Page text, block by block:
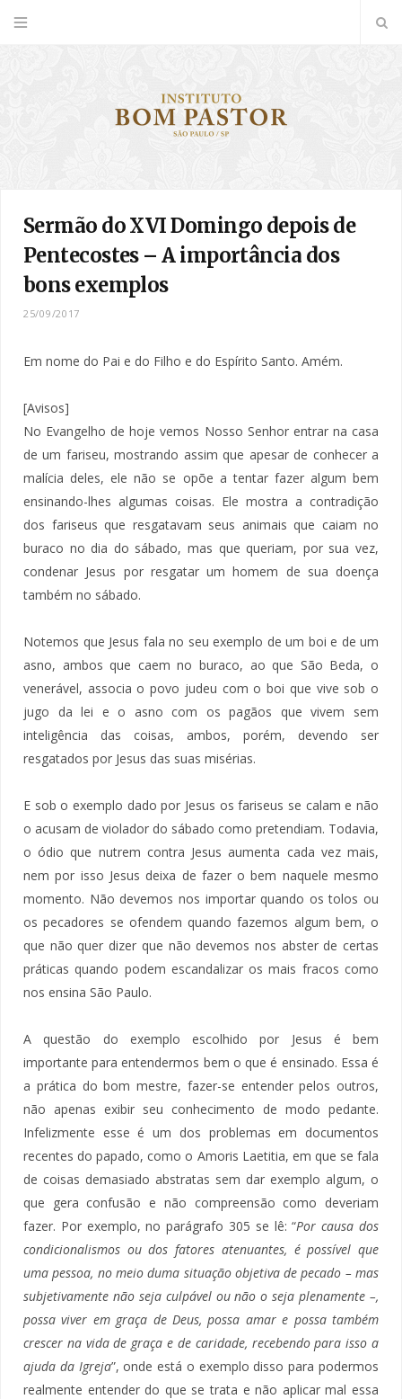
Sermão do XVI Domingo depois de
Pentecostes – A importância dos
bons exemplos
25/09/2017
Em nome do Pai e do Filho e do Espírito Santo. Amém.
[Avisos]
No Evangelho de hoje vemos Nosso Senhor entrar na casa
de um fariseu, mostrando assim que apesar de conhecer a
malícia deles, ele não se opõe a tentar fazer algum bem
ensinando-lhes algumas coisas. Ele mostra a contradição
dos fariseus que resgatavam seus animais que caiam no
buraco no dia do sábado, mas que queriam, por sua vez,
condenar Jesus por resgatar um homem de sua doença
também no sábado.
Notemos que Jesus fala no seu exemplo de um boi e de um
asno, ambos que caem no buraco, ao que São Beda, o
venerável, associa o povo judeu com o boi que vive sob o
jugo da lei e o asno com os pagãos que vivem sem
inteligência das coisas, ambos, porém, devendo ser
resgatados por Jesus das suas misérias.
E sob o exemplo dado por Jesus os fariseus se calam e não
o acusam de violador do sábado como pretendiam. Todavia,
o ódio que nutrem contra Jesus aumenta cada vez mais,
nem por isso Jesus deixa de fazer o bem naquele mesmo
momento. Não devemos nos importar quando os tolos ou
os pecadores se ofendem quando fazemos algum bem, o
que não quer dizer que não devemos nos abster de certas
práticas quando podem escandalizar os mais fracos como
nos ensina São Paulo.
A questão do exemplo escolhido por Jesus é bem
importante para entendermos bem o que é ensinado. Essa é
a prática do bom mestre, fazer-se entender pelos outros,
não apenas exibir seu conhecimento de modo pedante.
Infelizmente esse é um dos problemas em documentos
recentes do papado, como o Amoris Laetitia, em que se fala
de coisas demasiado abstratas sem dar exemplo algum, o
que gera confusão e não compreensão como deveriam
fazer. Por exemplo, no parágrafo 305 se lê: “Por causa dos
condicionalismos ou dos fatores atenuantes, é possível que
uma pessoa, no meio duma situação objetiva de pecado – mas
subjetivamente não seja culpável ou não o seja plenamente –,
possa viver em graça de Deus, possa amar e possa também
crescer na vida de graça e de caridade, recebendo para isso a
ajuda da Igreja”, onde está o exemplo disso para podermos
realmente entender do que se trata e não aplicar mal essa